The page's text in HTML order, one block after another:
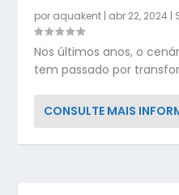
por aquakent | abr 22, 2024 |
Nos últimos anos, o
tem passado por
CONSULTE MAIS